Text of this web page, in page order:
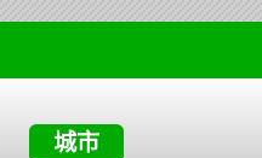
城市